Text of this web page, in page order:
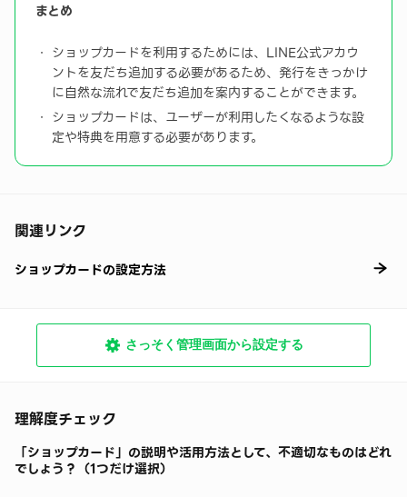
まとめ
ショップカードを利用するためには、LINE公式アカウ
ントを友だち追加する必要があるため、発行をきっかけ
に自然な流れで友だち追加を案内することができます。
ショップカードは、ユーザーが利用したくなるような設
定や特典を用意する必要があります。
関連リンク
ショップカードの設定方法
さっそく管理画面から設定する
理解度チェック
「ショップカード」の説明や活用方法として、不適切なものはどれ
でしょう？（1つだけ選択）